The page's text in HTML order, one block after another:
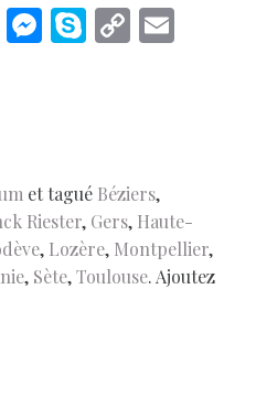
Li M
er
S C
n
k
et tagué Béziers,
Riester, Gers, Haute-
, Lozère, Montpellier,
, Sète,Toulouse. Ajoutez